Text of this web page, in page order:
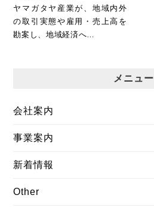
ヤマガタヤ産業が、地域内外
の取引実態や雇用・売上高を
勘案し、地域経済へ…
メニュー
会社案内
事業案内
新着情報
Other